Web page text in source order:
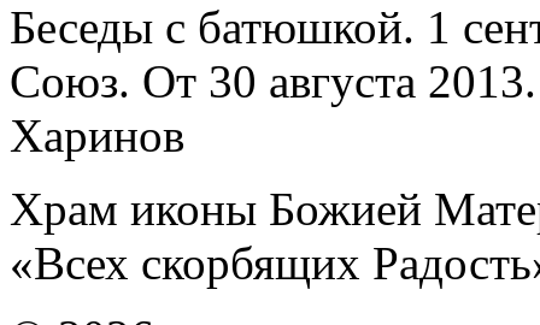
Беседы с батюшкой. 1
Союз. От 30 августа
Харинов
Храм иконы Божией
«Всех скорбящих